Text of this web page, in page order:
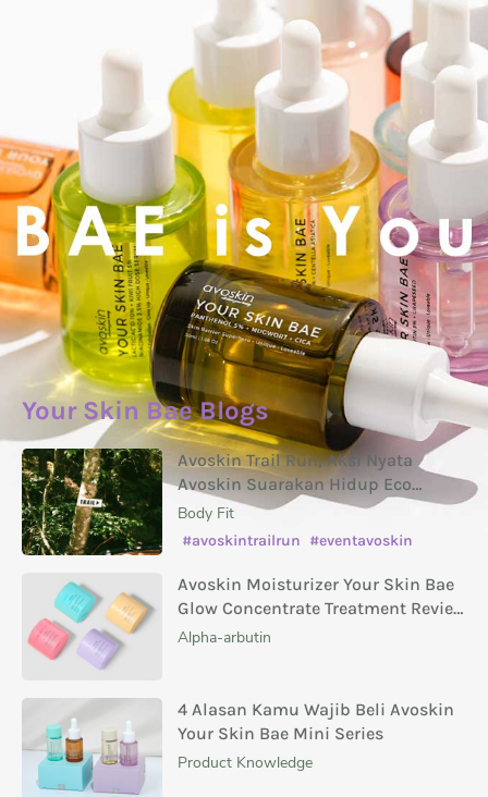
Your Skin Bae Blogs
Avoskin Trail Run, Aksi Nyata
Avoskin Suarakan Hidup Eco
Conscious
Body Fit
#avoskintrailrun #eventavoskin
Avoskin Moisturizer Your Skin Bae
Glow Concentrate Treatment Review
Masing-Masing Variannya
Alpha-arbutin
4 Alasan Kamu Wajib Beli Avoskin
Your Skin Bae Mini Series
Product Knowledge